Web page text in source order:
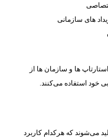
های سازمانی
‌ها و سازمان ‌ها از
خود استفاده می‌کنند.
می‌شوند که هرکدام کاربرد